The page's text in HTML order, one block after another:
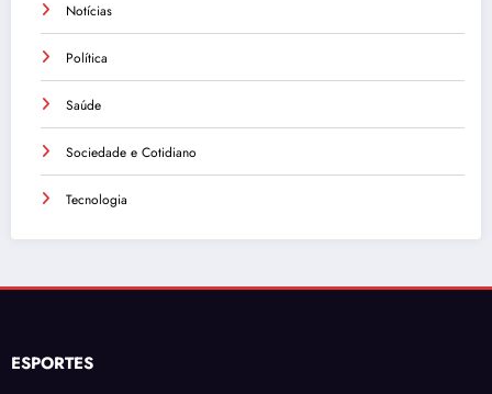
Notícias
Política
Saúde
Sociedade e Cotidiano
Tecnologia
ESPORTES